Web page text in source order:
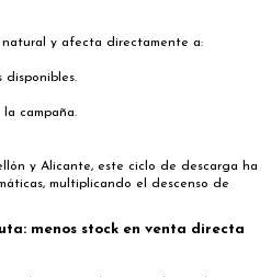
natural y afecta directamente a:
campaña.
y Alicante, este ciclo de descarga ha
multiplicando el descenso de
menos stock en venta directa